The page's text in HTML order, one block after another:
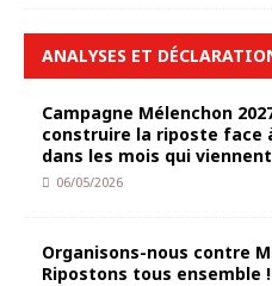
ANALYSES ET
Campagne Mélenchon
construire la riposte face
dans les mois qui
06/05/2026
Organisons-nous contre
Ripostons tous ensemble !